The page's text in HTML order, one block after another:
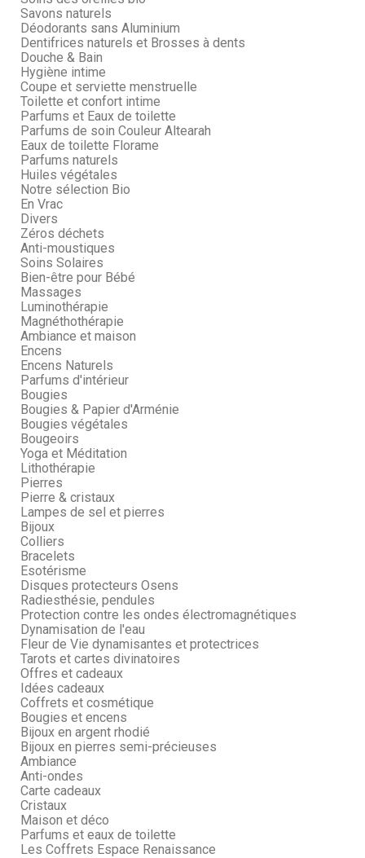
Savons naturels
Déodorants sans Aluminium
Dentifrices naturels et Brosses à dents
Douche & Bain
Hygiène intime
Coupe et serviette menstruelle
Toilette et confort intime
Parfums et Eaux de toilette
Parfums de soin Couleur Altearah
Eaux de toilette Florame
Parfums naturels
Huiles végétales
Notre sélection Bio
En Vrac
Divers
Zéros déchets
Anti-moustiques
Soins Solaires
Bien-être pour Bébé
Massages
Luminothérapie
Magnéthothérapie
Ambiance et maison
Encens
Encens Naturels
Parfums d'intérieur
Bougies
Bougies & Papier d'Arménie
Bougies végétales
Bougeoirs
Yoga et Méditation
Lithothérapie
Pierres
Pierre & cristaux
Lampes de sel et pierres
Bijoux
Colliers
Bracelets
Esotérisme
Disques protecteurs Osens
Radiesthésie, pendules
Protection contre les ondes électromagnétiques
Dynamisation de l'eau
Fleur de Vie dynamisantes et protectrices
Tarots et cartes divinatoires
Offres et cadeaux
Idées cadeaux
Coffrets et cosmétique
Bougies et encens
Bijoux en argent rhodié
Bijoux en pierres semi-précieuses
Ambiance
Anti-ondes
Carte cadeaux
Cristaux
Maison et déco
Parfums et eaux de toilette
Les Coffrets Espace Renaissance